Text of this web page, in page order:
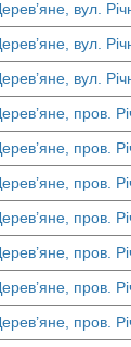
вул.
вул.
вул.
пров.
пров.
пров.
пров.
пров.
пров.
пров.